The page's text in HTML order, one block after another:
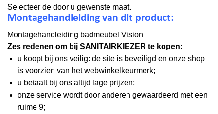
Selecteer de door u gewenste maat.
Montagehandleiding van dit product:
Montagehandleiding badmeubel Vision
Zes redenen om bij SANITAIRKIEZER te kopen:
u koopt bij ons veilig: de site is beveiligd en onze shop
is voorzien van het webwinkelkeurmerk;
u betaalt bij ons altijd lage prijzen;
onze service wordt door anderen gewaardeerd met een
ruime 9;